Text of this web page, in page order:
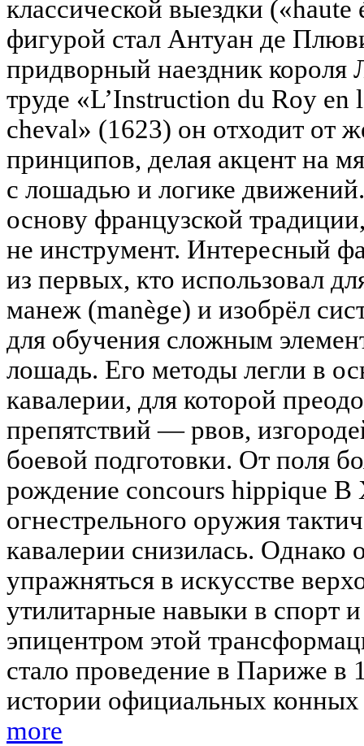
классической выездки
фигурой стал Антуан де
придворный наездник
труде «L’Instruction du Roy en
cheval» (1623) он отходит от
принципов, делая акцент на
с лошадью и логике
основу французской
не инструмент. Интересный
из первых, кто использовал
манеж (manège) и изобрёл
для обучения сложным
лошадь. Его методы легли в
кавалерии, для которой
препятствий — рвов,
боевой подготовки. От поля
рождение concours hippique В
огнестрельного оружия
кавалерии снизилась.
упражняться в искусстве
утилитарные навыки в спорт
эпицентром этой
стало проведение в Париже в
истории официальных
more